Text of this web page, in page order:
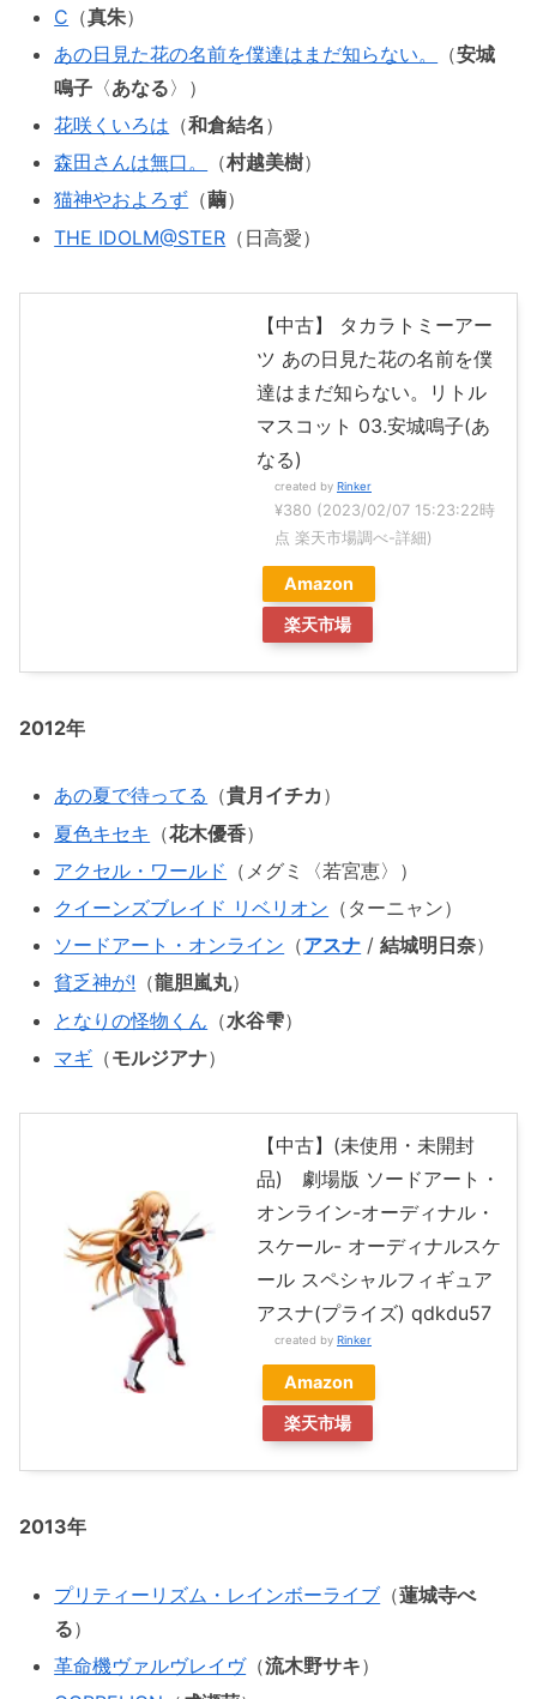
C （真朱）
あの日見た花の名前を僕達はまだ知らない。
（安城
鳴子 〈あなる〉）
花咲くいろは （和倉結名 ）
森田さんは無口。
（村越美樹）
猫神やおよろず （繭）
THE IDOLM@STER （日高愛）
【中古】 タカラトミーアー
ツ あの日見た花の名前を僕
達はまだ知らない。リトル
マスコット 03.安城鳴子(あ
なる)
created by Rinker
¥380 (2023/02/07 15:23:22時
点 楽天市場調べ-詳細)
Amazon
楽天市場
2012年
あの夏で待ってる （貴月イチカ ）
夏色キセキ （花木優香）
アクセル・ワールド （メグミ〈若宮恵〉）
クイーンズブレイド リベリオン （ターニャン）
ソードアート・オンライン （アスナ /結城明日奈）
貧乏神が! （龍胆嵐丸）
となりの怪物くん （水谷雫）
マギ （モルジアナ）
【中古】(未使用・未開封
品) 劇場版 ソードアート・
オンライン-オーディナル・
スケール- オーディナルスケ
ール スペシャルフィギュア
アスナ(プライズ) qdkdu57
created by Rinker
Amazon
楽天市場
2013年
プリティーリズム・レインボーライブ （蓮城寺べ
る）
革命機ヴァルヴレイヴ（流木野サキ）